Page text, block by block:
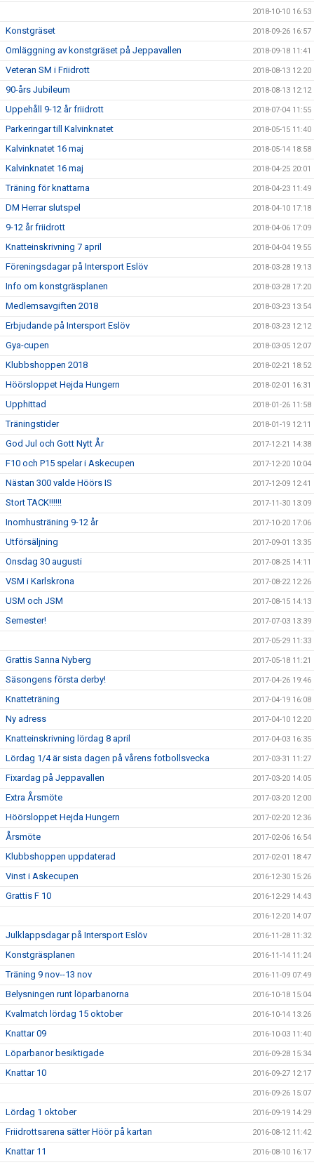
2018-10-10 16:53
Konstgräset 2018-09-26 16:57
Omläggning av konstgräset på Jeppavallen 2018-09-18 11:41
Veteran SM i Friidrott 2018-08-13 12:20
90-års Jubileum 2018-08-13 12:12
Uppehåll 9-12 år friidrott 2018-07-04 11:55
Parkeringar till Kalvinknatet 2018-05-15 11:40
Kalvinknatet 16 maj 2018-05-14 18:58
Kalvinknatet 16 maj 2018-04-25 20:01
Träning för knattarna 2018-04-23 11:49
DM Herrar slutspel 2018-04-10 17:18
9-12 år friidrott 2018-04-06 17:09
Knatteinskrivning 7 april 2018-04-04 19:55
Föreningsdagar på Intersport Eslöv 2018-03-28 19:13
Info om konstgräsplanen 2018-03-28 17:20
Medlemsavgiften 2018 2018-03-23 13:54
Erbjudande på Intersport Eslöv 2018-03-23 12:12
Gya-cupen 2018-03-05 12:07
Klubbshoppen 2018 2018-02-21 18:52
Höörsloppet Hejda Hungern 2018-02-01 16:31
Upphittad 2018-01-26 11:58
Träningstider 2018-01-19 12:11
God Jul och Gott Nytt År 2017-12-21 14:38
F10 och P15 spelar i Askecupen 2017-12-20 10:04
Nästan 300 valde Höörs IS 2017-12-09 12:41
Stort TACK!!!!!! 2017-11-30 13:09
Inomhusträning 9-12 år 2017-10-20 17:06
Utförsäljning 2017-09-01 13:35
Onsdag 30 augusti 2017-08-25 14:11
VSM i Karlskrona 2017-08-22 12:26
USM och JSM 2017-08-15 14:13
Semester! 2017-07-03 13:39
2017-05-29 11:33
Grattis Sanna Nyberg 2017-05-18 11:21
Säsongens första derby! 2017-04-26 19:46
Knatteträning 2017-04-19 16:08
Ny adress 2017-04-10 12:20
Knatteinskrivning lördag 8 april 2017-04-03 16:35
Lördag 1/4 är sista dagen på vårens fotbollsvecka 2017-03-31 11:27
Fixardag på Jeppavallen 2017-03-20 14:05
Extra Årsmöte 2017-03-20 12:00
Höörsloppet Hejda Hungern 2017-02-20 12:36
Årsmöte 2017-02-06 16:54
Klubbshoppen uppdaterad 2017-02-01 18:47
Vinst i Askecupen 2016-12-30 15:26
Grattis F 10 2016-12-29 14:43
2016-12-20 14:07
Julklappsdagar på Intersport Eslöv 2016-11-28 11:32
Konstgräsplanen 2016-11-14 11:24
Träning 9 nov--13 nov 2016-11-09 07:49
Belysningen runt löparbanorna 2016-10-18 15:04
Kvalmatch lördag 15 oktober 2016-10-14 13:26
Knattar 09 2016-10-03 11:40
Löparbanor besiktigade 2016-09-28 15:34
Knattar 10 2016-09-27 12:17
2016-09-26 15:07
Lördag 1 oktober 2016-09-19 14:29
Friidrottsarena sätter Höör på kartan 2016-08-12 11:42
Knattar 11 2016-08-10 16:17